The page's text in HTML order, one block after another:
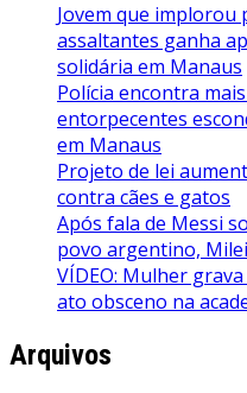
Jovem que
assaltantes ganha
solidária em Manaus
Polícia encontra
entorpecentes
em Manaus
Projeto de lei
contra cães e gatos
Após fala de Messi
povo argentino,
VÍDEO: Mulher
ato obsceno na
Arquivos